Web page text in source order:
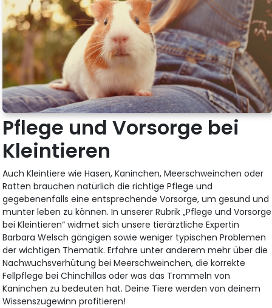
Pflege und Vorsorge bei
Kleintieren
Auch Kleintiere wie Hasen, Kaninchen, Meerschweinchen oder
Ratten brauchen natürlich die richtige Pflege und
gegebenenfalls eine entsprechende Vorsorge, um gesund und
munter leben zu können. In unserer Rubrik „Pflege und Vorsorge
bei Kleintieren“ widmet sich unsere tierärztliche Expertin
Barbara Welsch gängigen sowie weniger typischen Problemen
der wichtigen Thematik. Erfahre unter anderem mehr über die
Nachwuchsverhütung bei Meerschweinchen, die korrekte
Fellpflege bei Chinchillas oder was das Trommeln von
Kaninchen zu bedeuten hat. Deine Tiere werden von deinem
Wissenszugewinn profitieren!